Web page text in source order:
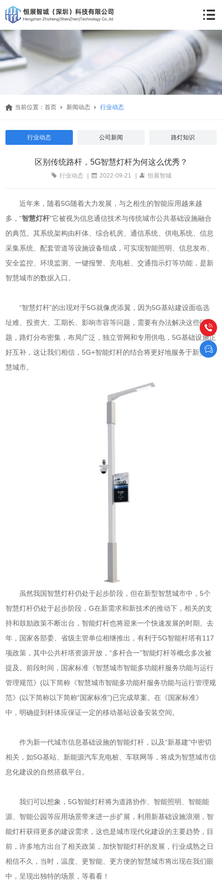
当前位置：首页 新闻动态 行业动态
行业动态 公司新闻 路灯知识
区别传统路杆，5G智慧灯杆为何这么优秀？
行业动态 2022-09-21 恒展智城
近年来，随着5G随着大力发展，与之相生的智能应用越来越
多，“智慧灯杆”它被视为信息通信技术与传统城市公共基础设施融合
的典范。其系统架构由杆体、综合机房、通信系统、供电系统、信息
采集系统、配套管道等设施设备组成，可实现智能照明、信息发布、
安全监控、环境监测、一键报警、充电桩、交通指示灯等功能，是新
智慧城市的数据入口。
“智慧灯杆”的出现对于5G就像虎添翼，因为5G基站建设面临选
址难、投资大、工期长、影响市容等问题，需要有办法解决这些问
题，路灯分布密集，布局广泛，独立管网和专用供电，5G基础设施正
好互补，这让我们相信，5G+智能灯杆的结合将更好地服务于新型智
慧城市。
虽然我国智慧灯杆仍处于起步阶段，但在新型智慧城市中，5个
智慧灯杆仍处于起步阶段，G在新需求和新技术的推动下，相关的支
持和鼓励政策不断出台，智能灯杆也将迎来一个快速发展的时期。去
年，国家各部委、省级主管单位相继推出，有利于5G智能杆塔有117
项政策，其中公共杆塔资源开放，“多杆合一”智能灯杆等概念多次被
提及。前段时间，国家标准《智慧城市智能多功能杆服务功能与运行
管理规范》(以下简称《智慧城市智能多功能杆服务功能与运行管理规
范》(以下简称以下简称“国家标准”)已完成草案。在《国家标准》
中，明确提到杆体应保证一定的移动基站设备安装空间。
作为新一代城市信息基础设施的智能灯杆，以及“新基建”中密切
相关，如5G基站、新能源汽车充电桩、车联网等，将成为智慧城市信
息化建设的自然搭载平台。
我们可以想象，5G智能灯杆将为道路协作、智能照明、智能能
源、智能公园等应用场景带来进一步扩展，利用新基础设施浪潮，智
能灯杆获得更多的建设需求，这也是城市现代化建设的主要趋势，目
前，许多地方出台了相关政策，加快智能灯杆的发展，行业成熟之日
相信不久，当时，温度、更智能、更方便的智慧城市将出现在我们眼
中，呈现出独特的场景，等着看！